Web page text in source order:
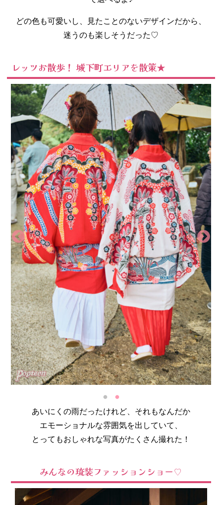
どの色も可愛いし、見たことのないデザインだから、
迷うのも楽しそうだった♡
レッツお散歩！ 城下町エリアを散策★
あいにくの雨だったけれど、それもなんだか
エモーショナルな雰囲気を出していて、
とってもおしゃれな写真がたくさん撮れた！
みんなの琉装ファッションショー♡